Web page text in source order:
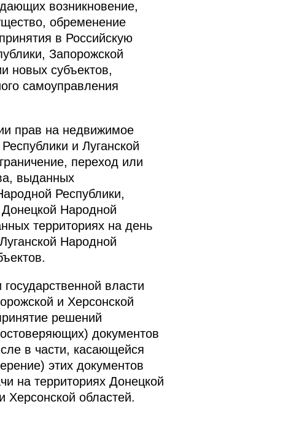
возникновение,
обременение
в Российскую
Запорожской
новых субъектов,
самоуправления
прав на недвижимое
и Луганской
переход или
выданных
Республики,
Народной
территориях на день
Народной
власти
и Херсонской
решений
документов
в части, касающейся
этих документов
на территориях Донецкой
Херсонской областей.